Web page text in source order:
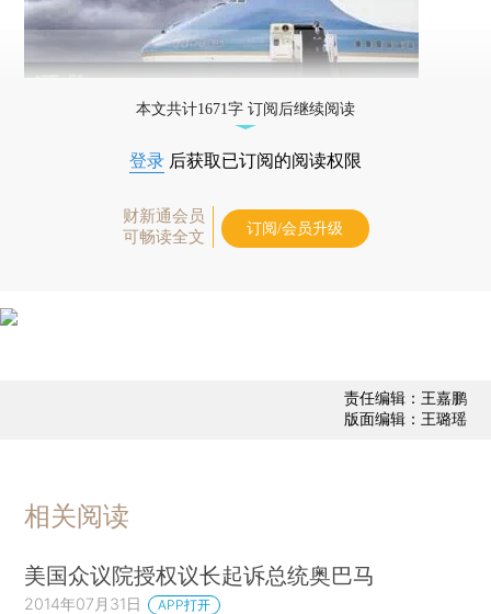
本文共计1671字 订阅后继续阅读
登录 后获取已订阅的阅读权限
财新通会员
可畅读全文
订阅/会员升级
责任编辑：王嘉鹏
版面编辑：王璐瑶
相关阅读
美国众议院授权议长起诉总统奥巴马
2014年07月31日 APP打开